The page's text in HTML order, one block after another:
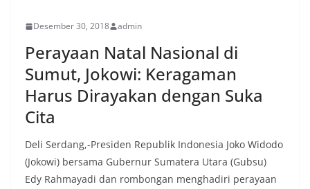
Desember 30, 2018 admin
Perayaan Natal Nasional di
Sumut, Jokowi: Keragaman
Harus Dirayakan dengan Suka
Cita
Deli Serdang,-Presiden Republik Indonesia Joko Widodo
(Jokowi) bersama Gubernur Sumatera Utara (Gubsu)
Edy Rahmayadi dan rombongan menghadiri perayaan